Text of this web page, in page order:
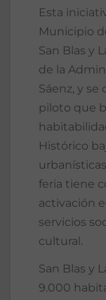
Esta
Municipio
San Blas y
de la
Sáenz, y
piloto que
Histórico
feria tiene
activación
servicios
cultural.
San Blas y
9.000